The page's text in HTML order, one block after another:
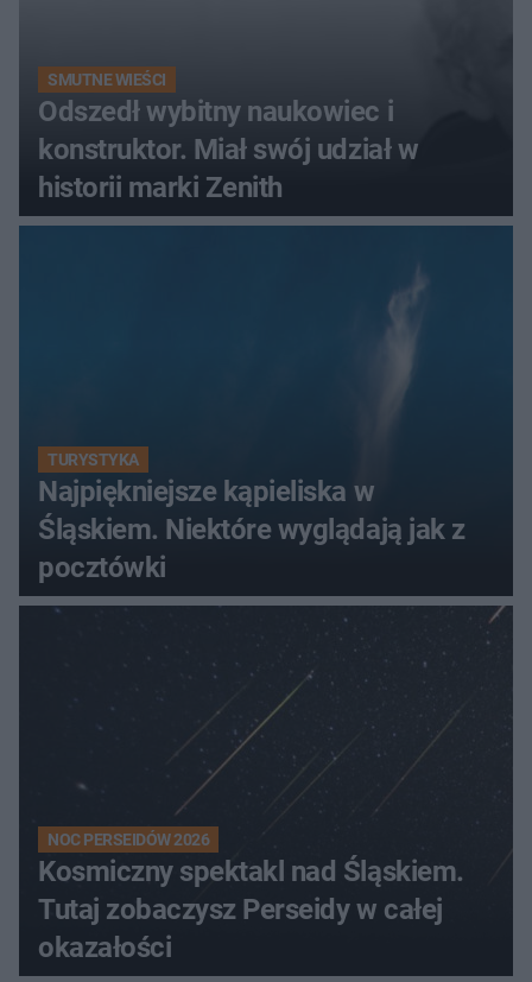
SMUTNE WIEŚCI
Odszedł wybitny naukowiec i
konstruktor. Miał swój udział w
historii marki Zenith
TURYSTYKA
Najpiękniejsze kąpieliska w
Śląskiem. Niektóre wyglądają jak z
pocztówki
NOC PERSEIDÓW 2026
Kosmiczny spektakl nad Śląskiem.
Tutaj zobaczysz Perseidy w całej
okazałości